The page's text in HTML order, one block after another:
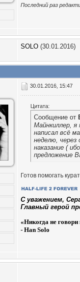
Последний раз
SOLO (30.01.2016)
30.01.2016, 15:47
Цитата:
Сообщение от
Майнкиллер, я
написал всё
неделю,
наказание (
предложение
Готов помогать
C уважением,
Главный герой
«Никогда не
- Han Solo